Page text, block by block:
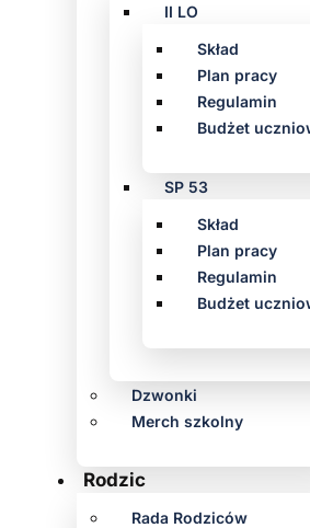
II LO
Skład
Plan pracy
Regulamin
Budżet
SP 53
Skład
Plan pracy
Regulamin
Budżet
Dzwonki
Merch szkolny
Rodzic
Rada Rodziców